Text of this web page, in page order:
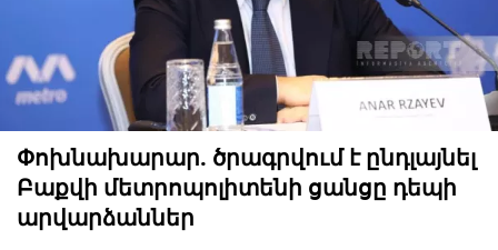
Փոխնախարար. ծրագրվում է ընդլայնել
Բաքվի մետրոպոլիտենի ցանցը դեպի
արվարձաններ